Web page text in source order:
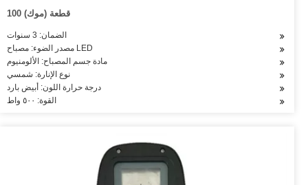
100 قطعة (موك)
الضمان: 3 سنوات
مصدر الضوء: مصباح LED
مادة جسم المصباح: الألومنيوم
نوع الإنارة: شمسي
درجة حرارة اللون: أبيض بارد
القوة: ٥٠٠ واط